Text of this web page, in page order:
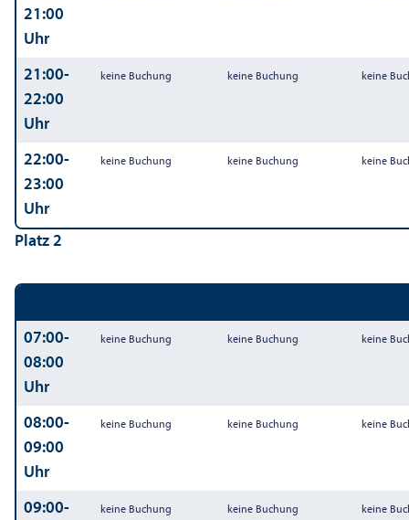
21:00
Uhr
21:00-
22:00
Uhr
keine Buchung keine Buchung keine
22:00-
23:00
Uhr
keine Buchung keine Buchung keine
Platz 2
07:00-
08:00
Uhr
keine Buchung keine Buchung keine
08:00-
09:00
Uhr
keine Buchung keine Buchung keine
09:00-
keine Buchung keine Buchung keine